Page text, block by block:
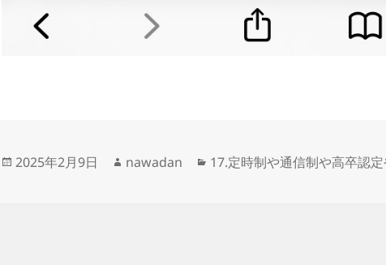
投
2025年2月9日
作
nawadan
カ
17.定時制や通信制や高卒認定